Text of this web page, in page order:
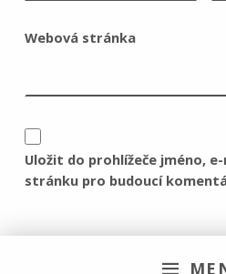
Webová stránka
Uložit do prohlížeče jméno,
stránku pro budoucí